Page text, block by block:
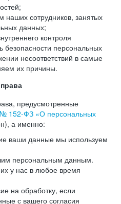
наших сотрудников, занятых
данных;
контроля
персональных
несоответствий в самые
их причины.
предусмотренные
№ 152-ФЗ «О персональных
а именно:
ваши данные мы используем
персональным данным.
у нас в любое время
на обработку, если
с вашего согласия